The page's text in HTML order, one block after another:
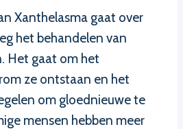
Xanthelasma gaat over
het behandelen van
Het gaat om het
ze ontstaan en het
om gloednieuwe te
mensen hebben meer